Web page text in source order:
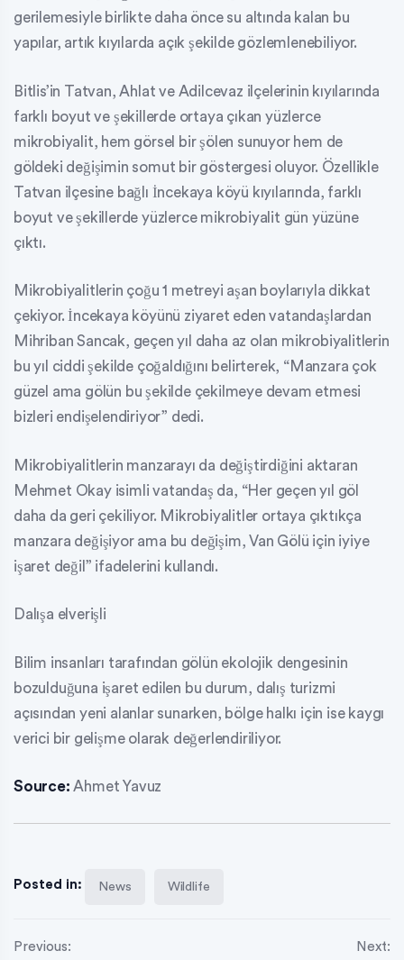
gerilemesiyle birlikte daha önce su altında kalan bu
yapılar, artık kıyılarda açık şekilde gözlemlenebiliyor.
Bitlis’in Tatvan, Ahlat ve Adilcevaz ilçelerinin kıyılarında
farklı boyut ve şekillerde ortaya çıkan yüzlerce
mikrobiyalit, hem görsel bir şölen sunuyor hem de
göldeki değişimin somut bir göstergesi oluyor. Özellikle
Tatvan ilçesine bağlı İncekaya köyü kıyılarında, farklı
boyut ve şekillerde yüzlerce mikrobiyalit gün yüzüne
çıktı.
Mikrobiyalitlerin çoğu 1 metreyi aşan boylarıyla dikkat
çekiyor. İncekaya köyünü ziyaret eden vatandaşlardan
Mihriban Sancak, geçen yıl daha az olan mikrobiyalitlerin
bu yıl ciddi şekilde çoğaldığını belirterek, “Manzara çok
güzel ama gölün bu şekilde çekilmeye devam etmesi
bizleri endişelendiriyor” dedi.
Mikrobiyalitlerin manzarayı da değiştirdiğini aktaran
Mehmet Okay isimli vatandaş da, “Her geçen yıl göl
daha da geri çekiliyor. Mikrobiyalitler ortaya çıktıkça
manzara değişiyor ama bu değişim, Van Gölü için iyiye
işaret değil” ifadelerini kullandı.
Dalışa elverişli
Bilim insanları tarafından gölün ekolojik dengesinin
bozulduğuna işaret edilen bu durum, dalış turizmi
açısından yeni alanlar sunarken, bölge halkı için ise kaygı
verici bir gelişme olarak değerlendiriliyor.
Source: Ahmet Yavuz
Posted in: News Wildlife
Previous: Next: